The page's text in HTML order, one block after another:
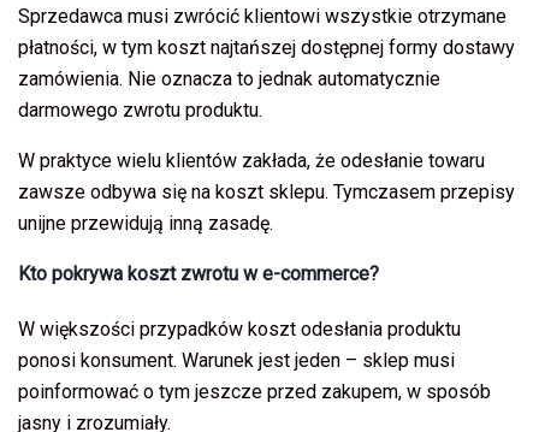
Sprzedawca musi zwrócić klientowi wszystkie otrzymane
płatności, w tym koszt najtańszej dostępnej formy dostawy
zamówienia. Nie oznacza to jednak automatycznie
darmowego zwrotu produktu.
W praktyce wielu klientów zakłada, że odesłanie towaru
zawsze odbywa się na koszt sklepu. Tymczasem przepisy
unijne przewidują inną zasadę.
Kto pokrywa koszt zwrotu w e-commerce?
W większości przypadków koszt odesłania produktu
ponosi konsument. Warunek jest jeden – sklep musi
poinformować o tym jeszcze przed zakupem, w sposób
jasny i zrozumiały.